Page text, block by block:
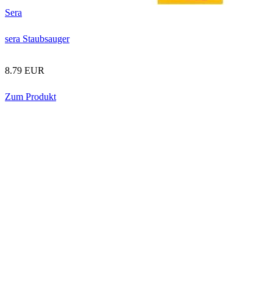
Sera
sera Staubsauger
8.79 EUR
Zum Produkt